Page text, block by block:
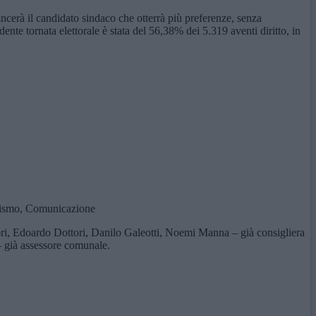
il candidato sindaco che otterrà più preferenze, senza
tornata elettorale è stata del 56,38% dei 5.319 aventi diritto, in
Comunicazione
Edoardo Dottori, Danilo Galeotti, Noemi Manna – già consigliera
assessore comunale.